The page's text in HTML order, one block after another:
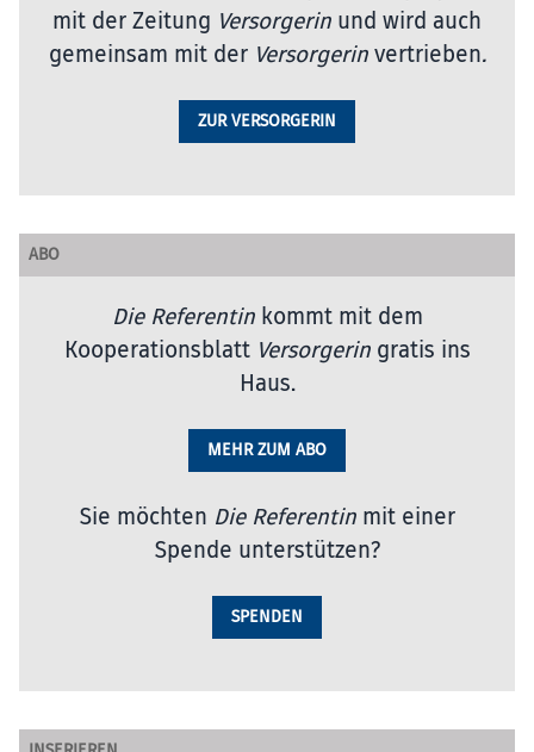
mit der Zeitung Versorgerin und wird auch
gemeinsam mit der Versorgerinvertrieben.
ZUR VERSORGERIN
ABO
Die Referentinkommt mit dem
Kooperationsblatt Versorgeringratis ins
Haus.
MEHR ZUM ABO
Sie möchten Die Referentinmit einer
Spende unterstützen?
SPENDEN